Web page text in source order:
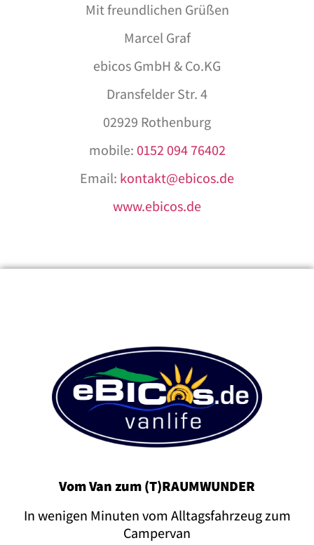
Mit freundlichen Grüßen
Marcel Graf
ebicos GmbH & Co.KG
Dransfelder Str. 4
02929 Rothenburg
mobile:0152 094 76402
Email: kontakt@ebicos.de
www.ebicos.de
Vom Van zum (T)RAUMWUNDER
In wenigen Minuten vom Alltagsfahrzeug zum
Campervan